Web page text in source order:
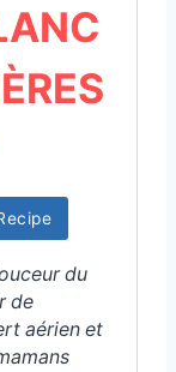
du
de
aérien et